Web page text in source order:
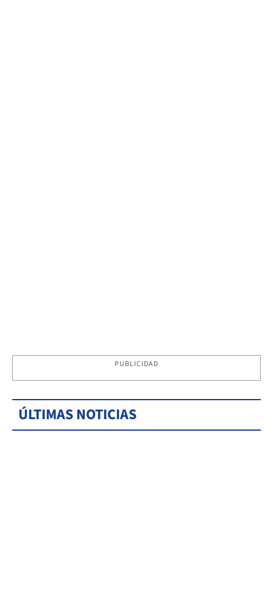
PUBLICIDAD
ÚLTIMAS NOTICIAS